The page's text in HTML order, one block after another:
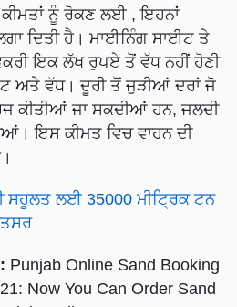
ਨੂੰ ਰੋਕਣ ਲਈ , ਇਹਨਾਂ
ਦਿਤੀ ਹੈ। ਮਾਈਨਿੰਗ ਸਾਈਟ ਤੇ
ਇਕ ਲੱਖ ਰੁਪਏ ਤੋਂ ਵੱਧ ਨਹੀਂ ਹੋਣੀ
ਅਤੇ ਵੱਧ। ਦੂਰੀ ਤੋਂ ਜੁੜੀਆਂ ਦਰਾਂ ਜੋ
ਕੀਤੀਆਂ ਜਾ ਸਕਦੀਆਂ ਹਨ, ਜਲਦੀ
ਇਸ ਕੀਮਤ ਵਿਚ ਵਾਹਨ ਦੀ
ਸਹੂਲਤ ਲਈ 35000 ਮੀਟ੍ਰਿਕ ਟਨ
Punjab Online Sand Booking
Now You Can Order Sand